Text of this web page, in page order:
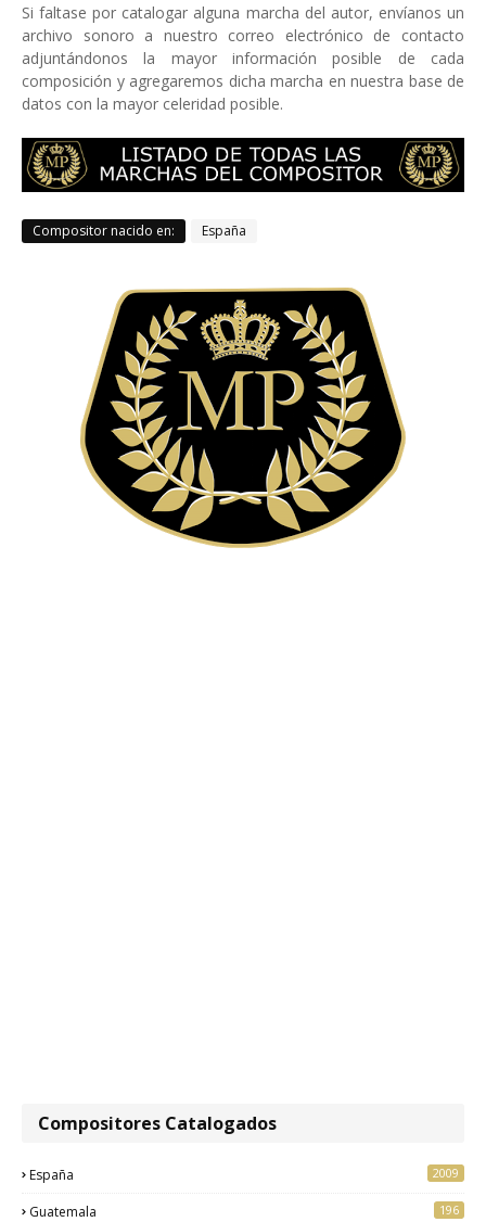
Si faltase por catalogar alguna marcha del autor, envíanos un
archivo sonoro a nuestro correo electrónico de contacto
adjuntándonos la mayor información posible de cada
composición y agregaremos dicha marcha en nuestra base de
datos con la mayor celeridad posible.
Compositor nacido en: España
Compositores Catalogados
España 2009
Guatemala 196